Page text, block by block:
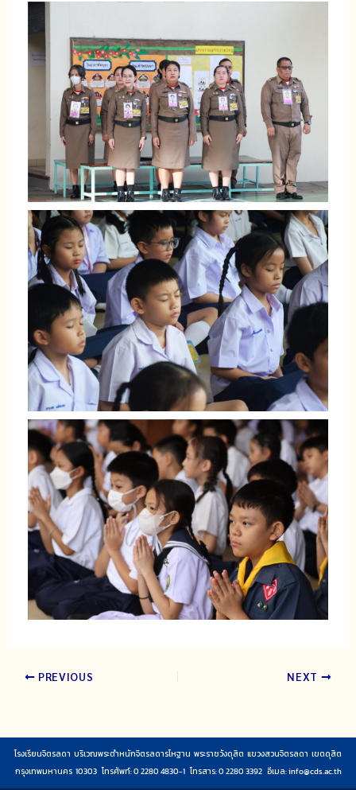
PREVIOUS NEXT
โรงเรียนจิตรลดา บริเวณพระตำหนักจิตรลดารโหฐาน พระราชวังดุสิต แขวงสวนจิตรลดา เขตดุสิต
กรุงเทพมหานคร 10303 โทรศัพท์: 0 2280 4830-1 โทรสาร: 0 2280 3392 อีเมล:info@cds.ac.th